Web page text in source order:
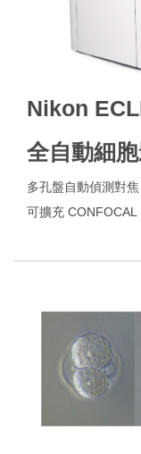
Nikon
全自動細
多孔盤自動偵測對焦
可擴充 CONFOCAL